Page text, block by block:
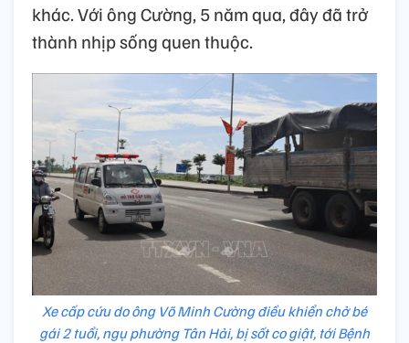
khác. Với ông Cường, 5 năm qua, đây đã trở
thành nhịp sống quen thuộc.
Xe cấp cứu do ông Võ Minh Cường điều khiển chở bé
gái 2 tuổi, ngụ phường Tân Hải, bị sốt co giật, tới Bệnh